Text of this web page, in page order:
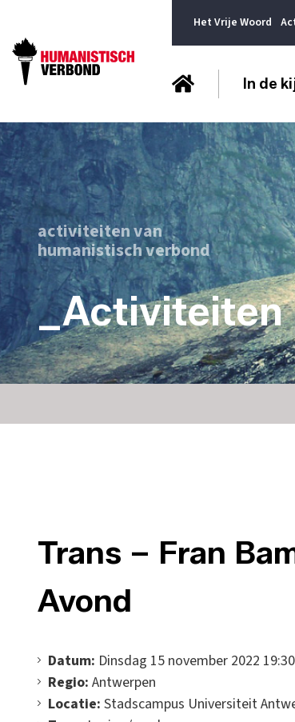
Het Vrije Woord
In de
activiteiten van
humanistisch verbond
_Activiteiten
Trans – Fran
Avond
Datum: Dinsdag 15 november 2022 19:30
Regio: Antwerpen
Locatie: Stadscampus Universiteit